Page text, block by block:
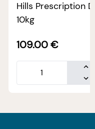
Hills Prescription
10kg
109.00 €